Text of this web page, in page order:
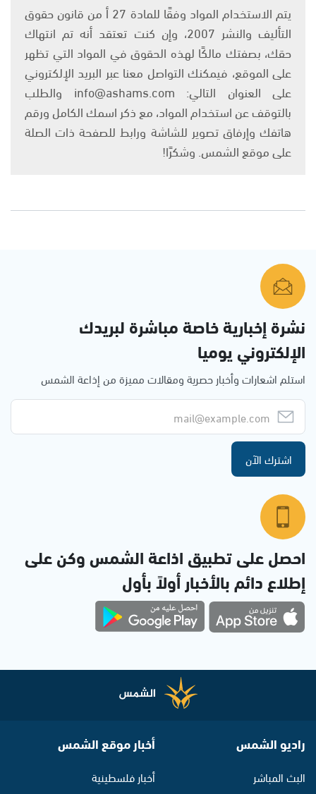
يتم الاستخدام المواد وفقًا للمادة 27 أ من قانون حقوق
التأليف والنشر 2007، وإن كنت تعتقد أنه تم انتهاك
حقك، بصفتك مالكًا لهذه الحقوق في المواد التي تظهر
على الموقع، فيمكنك التواصل معنا عبر البريد الإلكتروني
على العنوان التالي: info@ashams.com والطلب
بالتوقف عن استخدام المواد، مع ذكر اسمك الكامل ورقم
هاتفك وإرفاق تصوير للشاشة ورابط للصفحة ذات الصلة
على موقع الشمس. وشكرًا!
نشرة إخبارية خاصة مباشرة لبريدك
الإلكتروني يوميا
استلم اشعارات وأخبار حصرية ومقالات مميزة من إذاعة الشمس
اشترك الآن
احصل على تطبيق اذاعة الشمس وكن على
إطلاع دائم بالأخبار أولاً بأول
راديو الشمس
البث المباشر
أخبار موقع الشمس
أخبار فلسطينية